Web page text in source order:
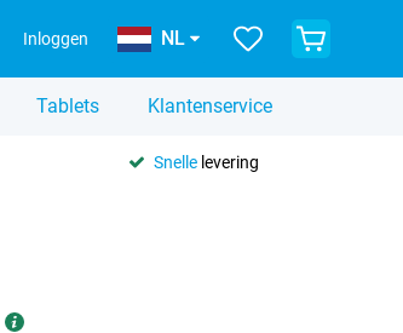
Inloggen NL
Tablets Klantenservice
Snellelevering